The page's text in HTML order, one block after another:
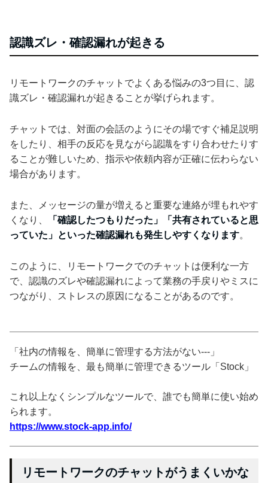
認識ズレ・確認漏れが起きる
リモートワークのチャットでよくある悩みの3つ目に、認
識ズレ・確認漏れが起きることが挙げられます。
チャットでは、対面の会話のようにその場ですぐ補足説明
をしたり、相手の反応を見ながら認識をすり合わせたりす
ることが難しいため、指示や依頼内容が正確に伝わらない
場合があります。
また、メッセージの量が増えると重要な連絡が埋もれやす
くなり、
「確認したつもりだった」「共有されていると思
っていた」といった確認漏れも発生しやすくなります。
このように、リモートワークでのチャットは便利な一方
で、認識のズレや確認漏れによって業務の手戻りやミスに
つながり、ストレスの原因になることがあるのです。
「社内の情報を、簡単に管理する方法がない---」
チームの情報を、最も簡単に管理できるツール「Stock」
これ以上なくシンプルなツールで、誰でも簡単に使い始め
られます。
https://www.stock-app.info/
リモートワークのチャットがうまくいかな